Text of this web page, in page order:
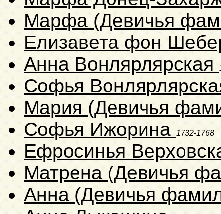
Марфа (Девичья
Елизавета фон
Анна Вонлярлярская
Софья
Мария (Девичья
Софья Ижорина
1732-1768
Ефросинья
Матрена (Девичья
Анна (Девичья